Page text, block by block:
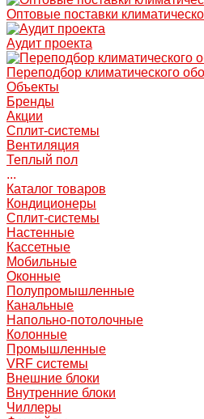
Оптовые поставки
Аудит проекта
Переподбор климатического
Объекты
Бренды
Акции
Сплит-системы
Вентиляция
Теплый пол
...
Каталог товаров
Кондиционеры
Сплит-системы
Настенные
Кассетные
Мобильные
Оконные
Полупромышленные
Канальные
Напольно-потолочные
Колонные
Промышленные
VRF системы
Внешние блоки
Внутренние блоки
Чиллеры